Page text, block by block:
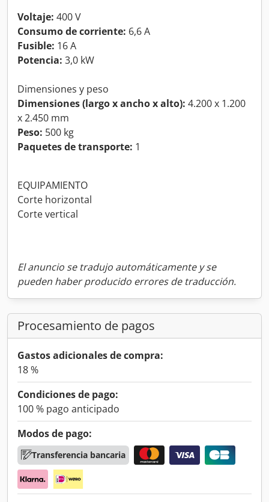
Voltaje: 400 V
Consumo de corriente: 6,6 A
Fusible: 16 A
Potencia: 3,0 kW
Dimensiones y peso
Dimensiones (largo x ancho x alto): 4.200 x 1.200
x 2.450 mm
Peso: 500 kg
Paquetes de transporte: 1
EQUIPAMIENTO
Corte horizontal
Corte vertical
El anuncio se tradujo automáticamente y se
pueden haber producido errores de traducción.
Procesamiento de pagos
Gastos adicionales de compra:
18 %
Condiciones de pago:
100 % pago anticipado
Modos de pago:
Transferencia bancaria